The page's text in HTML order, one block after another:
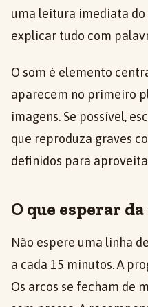
uma leitura imediata
explicar tudo com
O som é elemento
aparecem no primeiro
imagens. Se possível,
que reproduza graves
definidos para
O que esperar
Não espere uma linha
a cada 15 minutos. A
Os arcos se fecham de